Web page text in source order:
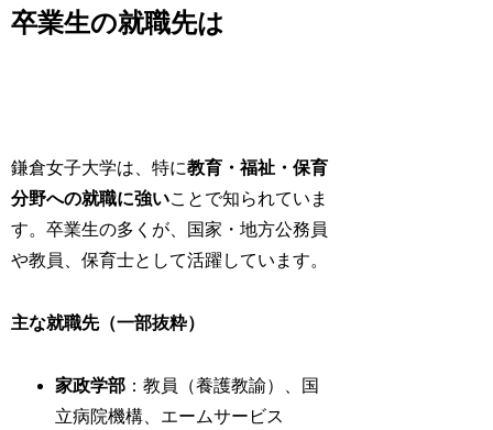
卒業生の就職先は
鎌倉女子大学は、特に教育・福祉・保育
分野への就職に強いことで知られていま
す。卒業生の多くが、国家・地方公務員
や教員、保育士として活躍しています。
主な就職先（一部抜粋）
家政学部 ：教員（養護教諭）、国
立病院機構、エームサービス